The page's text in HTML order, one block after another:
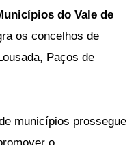
do Vale de
os concelhos de
Paços de
municípios prossegue
o